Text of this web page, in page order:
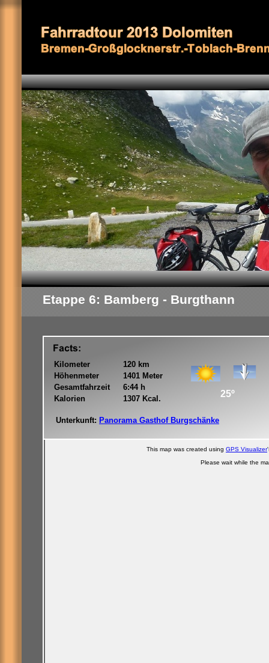
Etappe 6: Bamberg - Burgthann
Kilometer
120 km
Höhenmeter
1401 Meter
Gesamtfahrzeit
6:44 h
Kalorien
1307 Kcal.
Unterkunft: Panorama Gasthof Burgschänke
25º